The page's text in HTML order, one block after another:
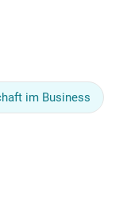
im Business